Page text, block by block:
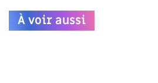
À voir aussi